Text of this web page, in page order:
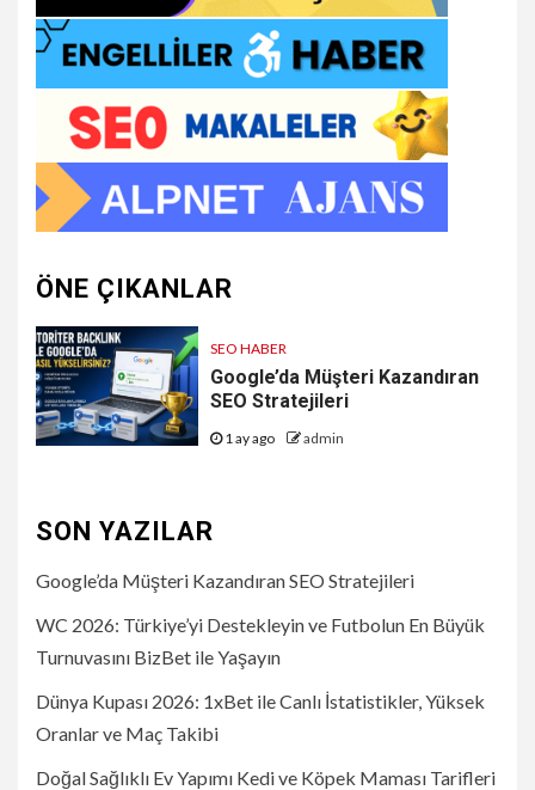
ÖNE ÇIKANLAR
SEO HABER
Google’da Müşteri Kazandıran
SEO Stratejileri
1 ay ago admin
SON YAZILAR
Google’da Müşteri Kazandıran SEO Stratejileri
WC 2026: Türkiye’yi Destekleyin ve Futbolun En Büyük
Turnuvasını BizBet ile Yaşayın
Dünya Kupası 2026: 1xBet ile Canlı İstatistikler, Yüksek
Oranlar ve Maç Takibi
Doğal Sağlıklı Ev Yapımı Kedi ve Köpek Maması Tarifleri